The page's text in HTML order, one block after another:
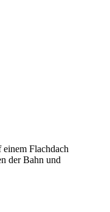
Flachdach
der Bahn und